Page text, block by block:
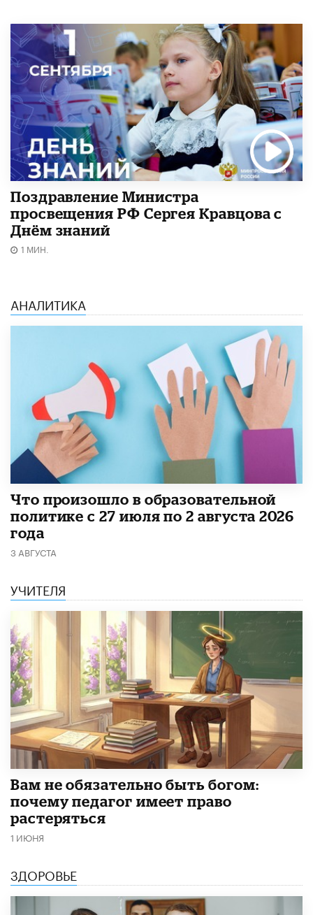
Поздравление Министра
просвещения РФ Сергея Кравцова с
Днём знаний
1 МИН.
АНАЛИТИКА
​Что произошло в образовательной
политике с 27 июля по 2 августа 2026
года
3 АВГУСТА
УЧИТЕЛЯ
​Вам не обязательно быть богом:
почему педагог имеет право
растеряться
1 ИЮНЯ
ЗДОРОВЬЕ